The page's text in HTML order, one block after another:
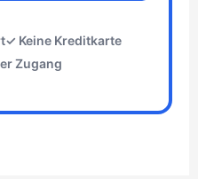
✓ Keine Kreditkarte
Zugang